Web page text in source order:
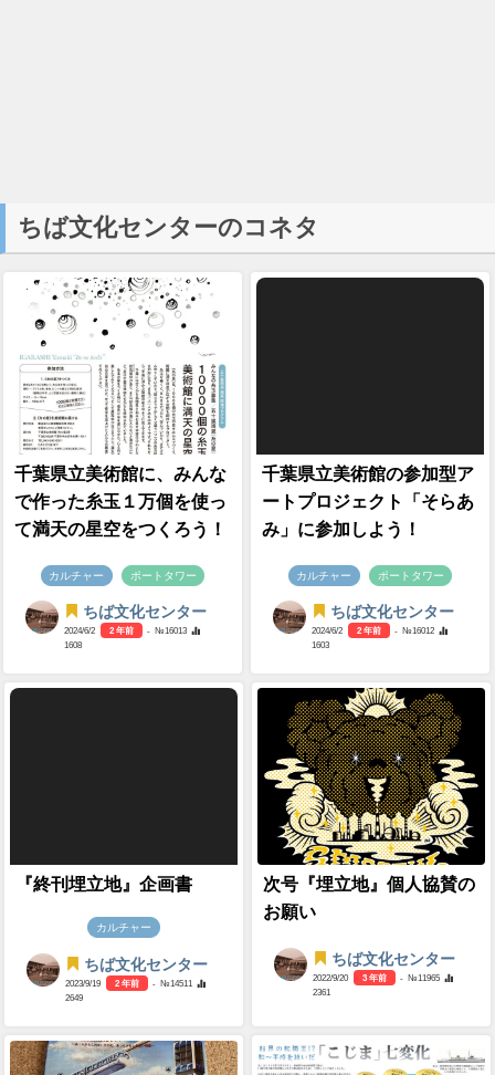
ちば文化センターのコネタ
千葉県立美術館に、みんな
で作った糸玉１万個を使っ
て満天の星空をつくろう！
カルチャー ポートタワー
ちば文化センター
2024/6/2 2 年前
- №16013
1608
千葉県立美術館の参加型ア
ートプロジェクト「そらあ
み」に参加しよう！
カルチャー ポートタワー
ちば文化センター
2024/6/2 2 年前
- №16012
1603
『終刊埋立地』企画書
カルチャー
ちば文化センター
2023/9/19 2 年前
- №14511
2649
次号『埋立地』個人協賛の
お願い
ちば文化センター
2022/9/20 3 年前
- №11965
2361